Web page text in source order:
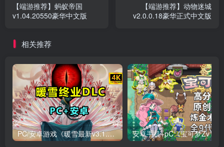
【端游推荐】蚂蚁帝国
v1.04.20550豪华中文版
【端游推荐】动物迷城
v2.0.0.18豪华正式中文版
相关推荐
PC/安卓游戏《暖雪最新v3.1.0.1》终业DLC整合版！